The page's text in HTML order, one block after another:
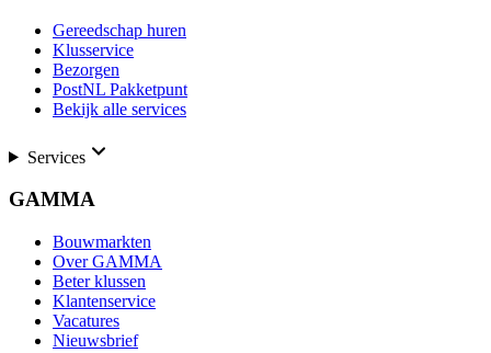
Gereedschap huren
Klusservice
Bezorgen
PostNL Pakketpunt
Bekijk alle services
Services
GAMMA
Bouwmarkten
Over GAMMA
Beter klussen
Klantenservice
Vacatures
Nieuwsbrief